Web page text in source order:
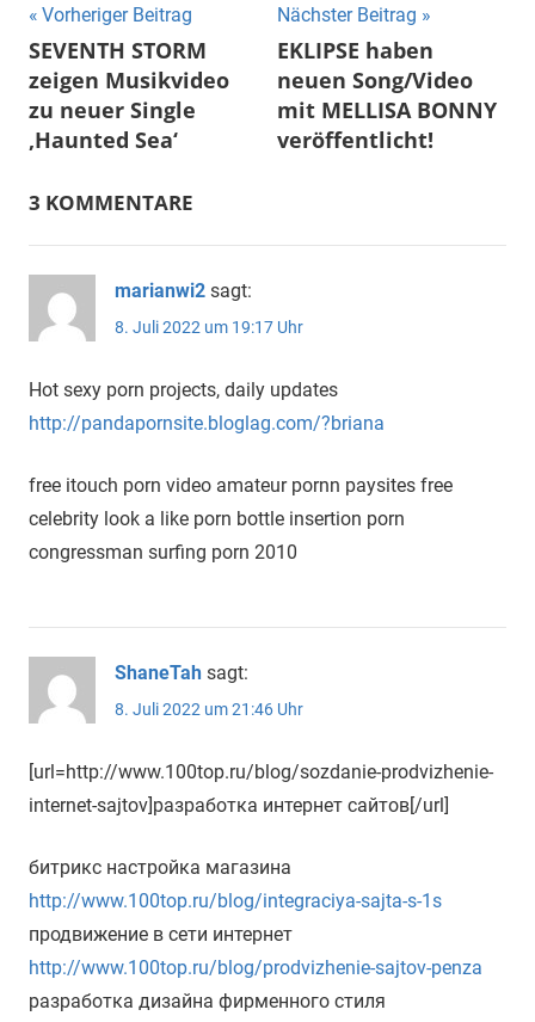
Beitragsnavigation
Vorheriger Beitrag
SEVENTH STORM
zeigen Musikvideo
zu neuer Single
‚Haunted Sea‘
Nächster Beitrag
EKLIPSE haben
neuen Song/Video
mit MELLISA BONNY
veröffentlicht!
3 KOMMENTARE
marianwi2 sagt:
8. Juli 2022 um 19:17 Uhr
Hot sexy porn projects, daily updates
http://pandapornsite.bloglag.com/?briana
free itouch porn video amateur pornn paysites free
celebrity look a like porn bottle insertion porn
congressman surfing porn 2010
ShaneTah sagt:
8. Juli 2022 um 21:46 Uhr
[url=http://www.100top.ru/blog/sozdanie-prodvizhenie-
internet-sajtov]разработка интернет сайтов[/url]
битрикс настройка магазина
http://www.100top.ru/blog/integraciya-sajta-s-1s
продвижение в сети интернет
http://www.100top.ru/blog/prodvizhenie-sajtov-penza
разработка дизайна фирменного стиля